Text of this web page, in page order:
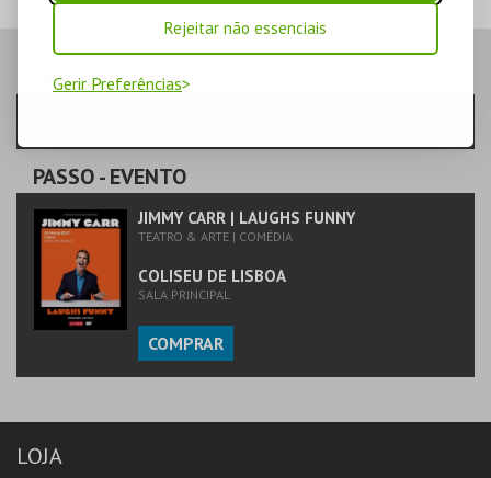
Rejeitar não essenciais
Gerir Preferências
PASSO- SESSÃO
PASSO- EVENTO
JIMMY CARR | LAUGHS FUNNY
TEATRO & ARTE | COMÉDIA
COLISEU DE LISBOA
SALA PRINCIPAL
COMPRAR
LOJA